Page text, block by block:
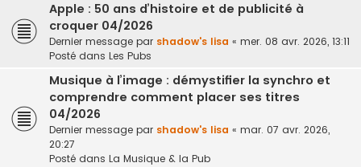
Apple : 50 ans d’histoire et de publicité à
croquer 04/2026
Dernier message par shadow's lisa « mer. 08 avr. 2026, 13:11
Posté dans Les Pubs
Musique à l’image : démystifier la synchro et
comprendre comment placer ses titres
04/2026
Dernier message par shadow's lisa « mar. 07 avr. 2026,
20:27
Posté dans La Musique & la Pub